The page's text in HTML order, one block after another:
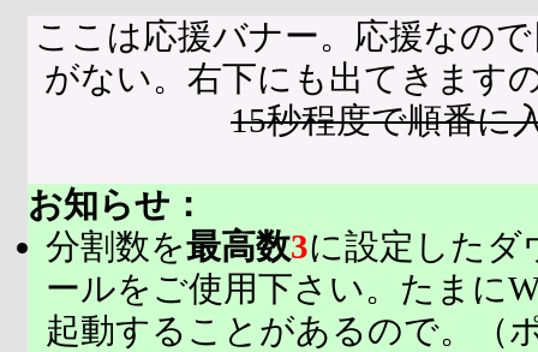
ここは応援バナー。応援なの
がない。右下にも出てきます
15秒程度で順番に
お知らせ：
分割数を最高数3に設定したダ
ールをご使用下さい。たまに
起動することがあるので。（